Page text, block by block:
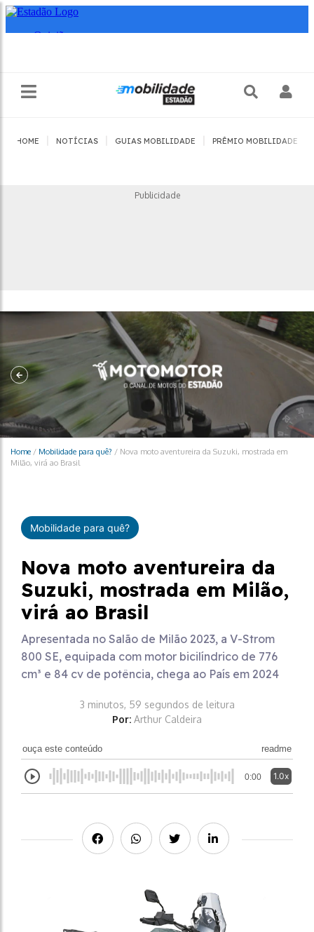
HOME NOTÍCIAS GUIAS MOBILIDADE PRÊMIO MOBILIDADE
Publicidade
Home / Mobilidade para quê? / Nova moto aventureira da Suzuki, mostrada em
Milão, virá ao Brasil
Mobilidade para quê?
Nova moto aventureira da
Suzuki, mostrada em Milão,
virá ao Brasil
Apresentada no Salão de Milão 2023, a V-Strom
800 SE, equipada com motor bicilíndrico de 776
cm³ e 84 cv de potência, chega ao País em 2024
3 minutos, 59 segundos de leitura
Por: Arthur Caldeira
ouça este conteúdo readme
0:00 1.0x